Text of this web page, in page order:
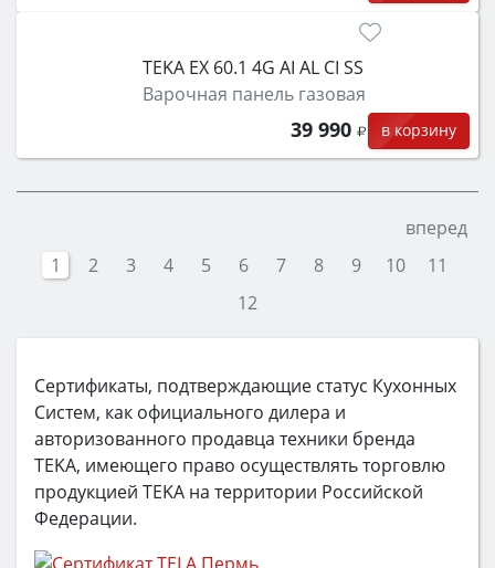
TEKA EX 60.1 4G AI AL CI SS
Варочная панель газовая
39 990 в корзину
вперед
1
2 3 4 5 6 7 8 9 10
11
12
Сертификаты, подтверждающие статус Кухонных
Систем, как официального дилера и
авторизованного продавца техники бренда
TEKA, имеющего право осуществлять торговлю
продукцией TEKA на территории Российской
Федерации.